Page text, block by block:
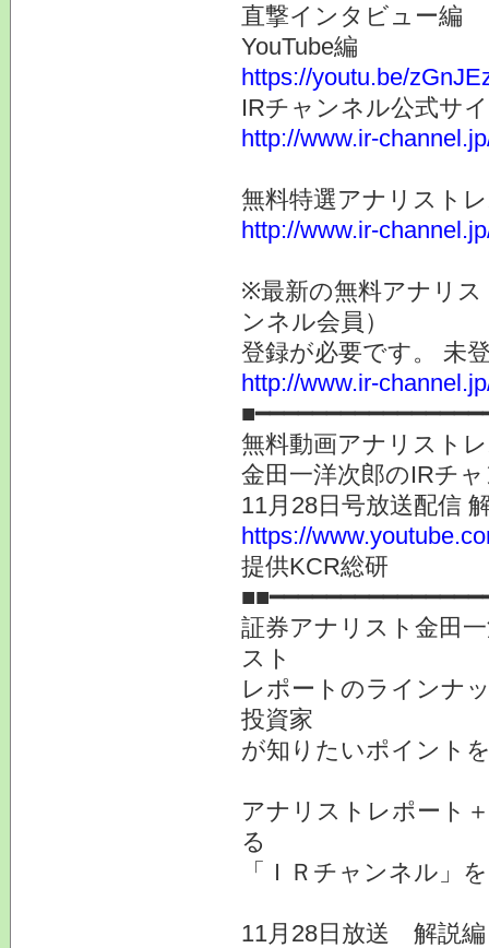
直撃インタビュー編
YouTube編
https://youtu.be/
IRチャンネル公式サ
http://www.ir-
無料特選アナリスト
http://www.ir-
※最新の無料アナリ
ンネル会員）
登録が必要です。 未
http://www.ir-
無料動画アナリスト
金田一洋次郎のIRチ
11月28日号放送配信
https://
提供KCR総研
証券アナリスト金田
スト
レポートのラインナ
投資家
が知りたいポイント
アナリストレポート
る
「ＩＲチャンネル」
11月28日放送 解説編